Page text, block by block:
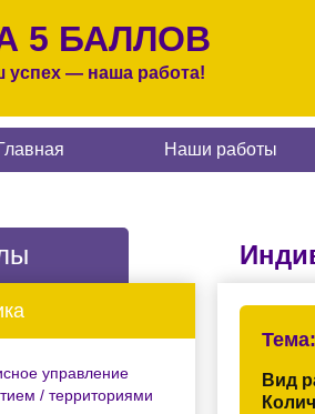
5 БАЛЛОВ
успех — наша работа!
Наши работы
управление
/ территориями
Тема:
Вид